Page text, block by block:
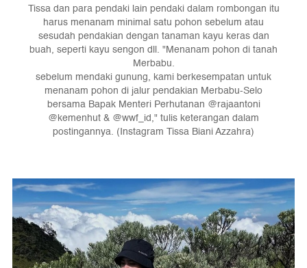
Tissa dan para pendaki lain pendaki dalam rombongan itu
harus menanam minimal satu pohon sebelum atau
sesudah pendakian dengan tanaman kayu keras dan
buah, seperti kayu sengon dll. "Menanam pohon di tanah
Merbabu.
sebelum mendaki gunung, kami berkesempatan untuk
menanam pohon di jalur pendakian Merbabu-Selo
bersama Bapak Menteri Perhutanan @rajaantoni
@kemenhut & @wwf_id," tulis keterangan dalam
postingannya. (Instagram Tissa Biani Azzahra)